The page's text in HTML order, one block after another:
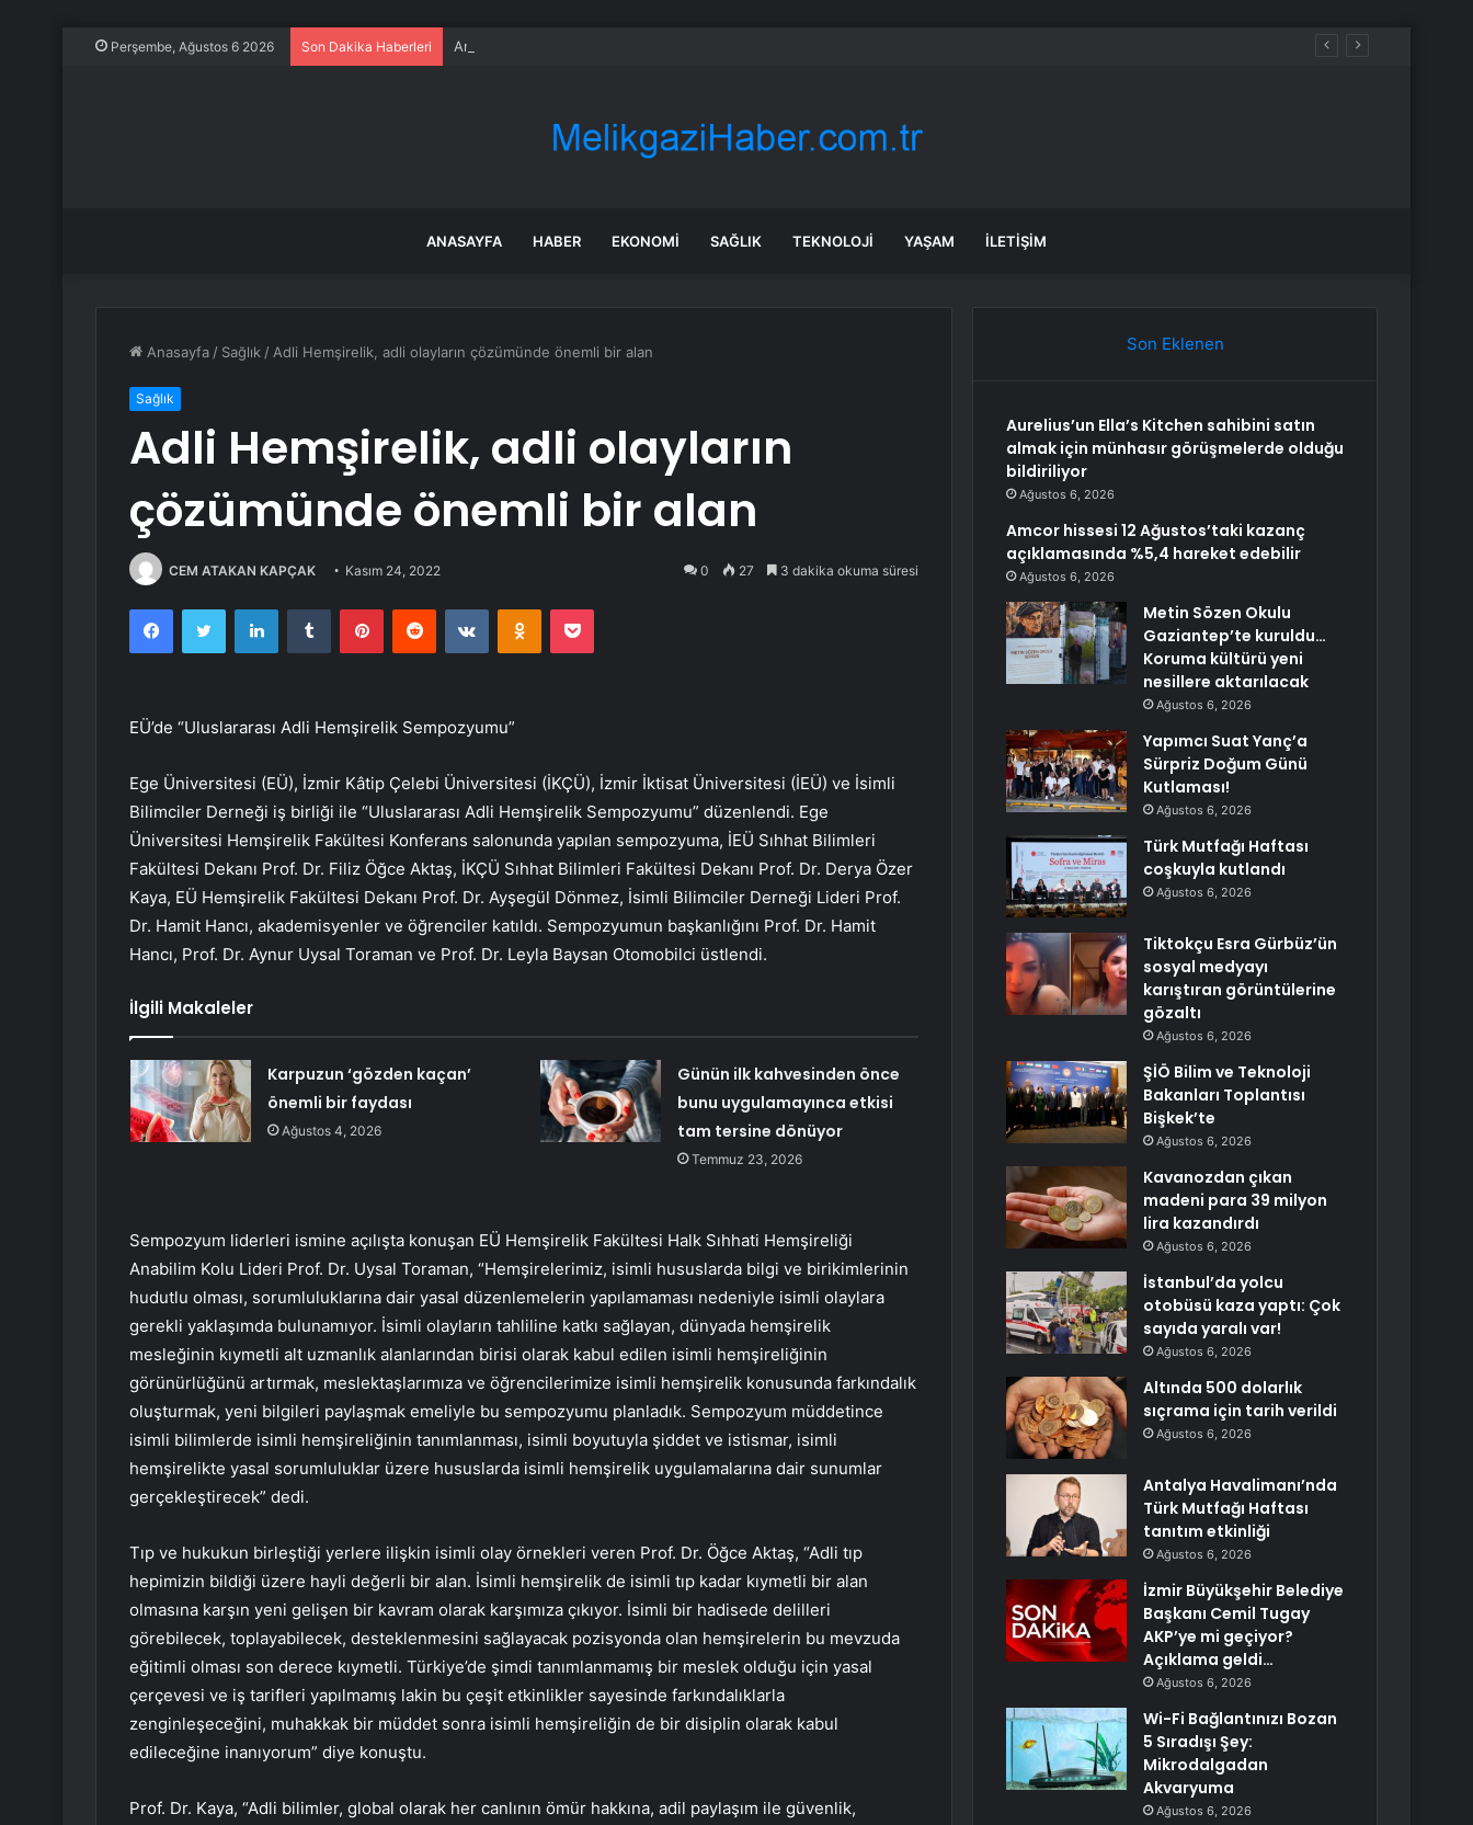
Perşembe, Ağustos 6 2026 Son Dakika Haberleri Amcor hissesi 12 Ağustos’taki kazanç açıklamasında %5,4 hareket edebilir
ANASAYFA HABER EKONOMI SAĞLIK TEKNOLOJI YAŞAM İLETIŞIM
Anasayfa / Sağlık / Adli Hemşirelik, adli olayların çözümünde önemli bir alan
Sağlık
Adli Hemşirelik, adli olayların
çözümünde önemli bir alan
CEM ATAKAN KAPÇAK Kasım 24, 2022 0 27 3 dakika okuma süresi
FacebookTwitter LinkedInTumblr PinterestReddit VKontakteOdnoklassniki
Pocket
EÜ’de “Uluslararası Adli Hemşirelik Sempozyumu”
Ege Üniversitesi (EÜ), İzmir Kâtip Çelebi Üniversitesi (İKÇÜ), İzmir İktisat Üniversitesi (İEÜ) ve İsimli
Bilimciler Derneği iş birliği ile “Uluslararası Adli Hemşirelik Sempozyumu” düzenlendi. Ege
Üniversitesi Hemşirelik Fakültesi Konferans salonunda yapılan sempozyuma, İEÜ Sıhhat Bilimleri
Fakültesi Dekanı Prof. Dr. Filiz Öğce Aktaş, İKÇÜ Sıhhat Bilimleri Fakültesi Dekanı Prof. Dr. Derya Özer
Kaya, EÜ Hemşirelik Fakültesi Dekanı Prof. Dr. Ayşegül Dönmez, İsimli Bilimciler Derneği Lideri Prof.
Dr. Hamit Hancı, akademisyenler ve öğrenciler katıldı. Sempozyumun başkanlığını Prof. Dr. Hamit
Hancı, Prof. Dr. Aynur Uysal Toraman ve Prof. Dr. Leyla Baysan Otomobilci üstlendi.
İlgili Makaleler
Karpuzun ‘gözden kaçan’
önemli bir faydası
Ağustos 4, 2026
Günün ilk kahvesinden önce
bunu uygulamayınca etkisi
tam tersine dönüyor
Temmuz 23, 2026
Sempozyum liderleri ismine açılışta konuşan EÜ Hemşirelik Fakültesi Halk Sıhhati Hemşireliği
Anabilim Kolu Lideri Prof. Dr. Uysal Toraman, “Hemşirelerimiz, isimli hususlarda bilgi ve birikimlerinin
hudutlu olması, sorumluluklarına dair yasal düzenlemelerin yapılamaması nedeniyle isimli olaylara
gerekli yaklaşımda bulunamıyor. İsimli olayların tahliline katkı sağlayan, dünyada hemşirelik
mesleğinin kıymetli alt uzmanlık alanlarından birisi olarak kabul edilen isimli hemşireliğinin
görünürlüğünü artırmak, meslektaşlarımıza ve öğrencilerimize isimli hemşirelik konusunda farkındalık
oluşturmak, yeni bilgileri paylaşmak emeliyle bu sempozyumu planladık. Sempozyum müddetince
isimli bilimlerde isimli hemşireliğinin tanımlanması, isimli boyutuyla şiddet ve istismar, isimli
hemşirelikte yasal sorumluluklar üzere hususlarda isimli hemşirelik uygulamalarına dair sunumlar
gerçekleştirecek” dedi.
Tıp ve hukukun birleştiği yerlere ilişkin isimli olay örnekleri veren Prof. Dr. Öğce Aktaş, “Adli tıp
hepimizin bildiği üzere hayli değerli bir alan. İsimli hemşirelik de isimli tıp kadar kıymetli bir alan
olmasına karşın yeni gelişen bir kavram olarak karşımıza çıkıyor. İsimli bir hadisede delilleri
görebilecek, toplayabilecek, desteklenmesini sağlayacak pozisyonda olan hemşirelerin bu mevzuda
eğitimli olması son derece kıymetli. Türkiye’de şimdi tanımlanmamış bir meslek olduğu için yasal
çerçevesi ve iş tarifleri yapılmamış lakin bu çeşit etkinlikler sayesinde farkındalıklarla
zenginleşeceğini, muhakkak bir müddet sonra isimli hemşireliğin de bir disiplin olarak kabul
edileceğine inanıyorum” diye konuştu.
Prof. Dr. Kaya, “Adli bilimler, global olarak her canlının ömür hakkına, adil paylaşım ile güvenlik,
Son Eklenen
Aurelius’un Ella’s Kitchen sahibini satın
almak için münhasır görüşmelerde olduğu
bildiriliyor
Ağustos 6, 2026
Amcor hissesi 12 Ağustos’taki kazanç
açıklamasında %5,4 hareket edebilir
Ağustos 6, 2026
Metin Sözen Okulu
Gaziantep’te kuruldu…
Koruma kültürü yeni
nesillere aktarılacak
Ağustos 6, 2026
Yapımcı Suat Yanç’a
Sürpriz Doğum Günü
Kutlaması!
Ağustos 6, 2026
Türk Mutfağı Haftası
coşkuyla kutlandı
Ağustos 6, 2026
Tiktokçu Esra Gürbüz’ün
sosyal medyayı
karıştıran görüntülerine
gözaltı
Ağustos 6, 2026
ŞİÖ Bilim ve Teknoloji
Bakanları Toplantısı
Bişkek’te
Ağustos 6, 2026
Kavanozdan çıkan
madeni para 39 milyon
lira kazandırdı
Ağustos 6, 2026
İstanbul’da yolcu
otobüsü kaza yaptı: Çok
sayıda yaralı var!
Ağustos 6, 2026
Altında 500 dolarlık
sıçrama için tarih verildi
Ağustos 6, 2026
Antalya Havalimanı’nda
Türk Mutfağı Haftası
tanıtım etkinliği
Ağustos 6, 2026
İzmir Büyükşehir Belediye
Başkanı Cemil Tugay
AKP’ye mi geçiyor?
Açıklama geldi…
Ağustos 6, 2026
Wi-Fi Bağlantınızı Bozan
5 Sıradışı Şey:
Mikrodalgadan
Akvaryuma
Ağustos 6, 2026